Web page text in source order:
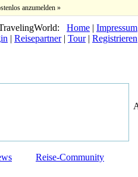
anzumelden »
Home | Impressum
| Reisepartner| Tour| Registrieren
Reise-Community